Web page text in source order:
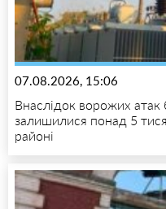
07.08.2026, 15:06
Внаслідок ворожих атак
залишилися понад 5
районі